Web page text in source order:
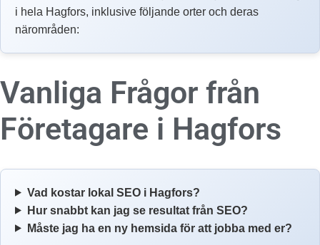
i hela Hagfors, inklusive följande orter och deras
närområden:
Vanliga Frågor från
Företagare i Hagfors
Vad kostar lokal SEO i Hagfors?
Hur snabbt kan jag se resultat från SEO?
Måste jag ha en ny hemsida för att jobba med er?